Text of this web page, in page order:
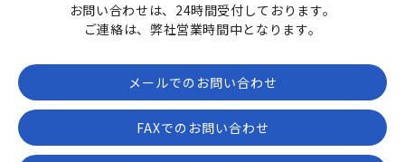
お問い合わせは、24時間受付しております。
ご連絡は、弊社営業時間中となります。
メールでのお問い合わせ
FAXでのお問い合わせ